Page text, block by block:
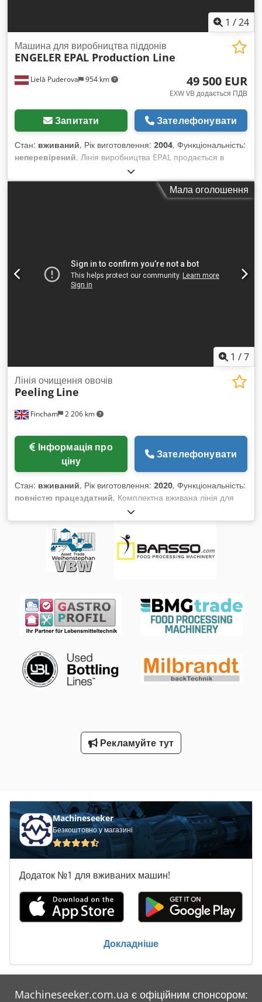
1 /24
Lielā Puderova 954 km
Машина для виробництва піддонів
ENGELER EPAL Production Line
49 500 EUR
EXW VB додається ПДВ
Запитати Зателефонувати
Стан: вживаний, Рік виготовлення: 2004, Функціональність:
неперевірений, Лінія виробництва EPAL продається в
Латвії Складається з: - Автомат подовження деревини –
KALLFASS PFA-250 - Машина для подовження палетних
ніжок – Bohm & Kruse - Автомат для набивання верхньої
Штабелер – ENGELER ELEWFTORSTAPLER
Мала оголошення
1 /7
Fincham 2 206 km
Лінія очищення овочів
Peeling Line
ціну
Зателефонувати
Стан: вживаний, Рік виготовлення: 2020, Функціональність:
повністю працездатний, Комплектна вживана лінія для
очищення овочів Пропонується на продаж дві комплектні
вживані лінії для очищення овочів. Обладнання
встановлене у 2020 році, демонтоване на початку 2025
року. Кожна лінія раніше забезпечувала обробку до 14 тонн
продукту на тиждень; підходить для картоплі, моркви, ріпи,
пастернаку тощо. Склад кожної лінії: - Відкидач бункерів (з
(завантажувальний) бункер-лоток - Стрічковий транспортер:
ширина стрічки 500 мм, довжина 1900 мм - Елеватор з
бункером для подачі у машину для очищення – висота 3700
овочів - Установка для відведення стічних вод - Буферний
бак з системою розпилення води Chodpfx Amowak Aiemja -
Оглядовий роликовий стіл: ширина 900 мм, довжина 2,9 м -
сухого продукту (Drywhite container) - Ваговий і
пакувальний автомат з металодетектором - Додатково:
транспортери для відходів та всі супутні шафи управління
Рекламуйте тут
Machineseeker
Безкоштовно у магазині
Додаток №1 для вживаних машин!
Докладніше
Machineseeker.com.ua є офіційним спонсором: